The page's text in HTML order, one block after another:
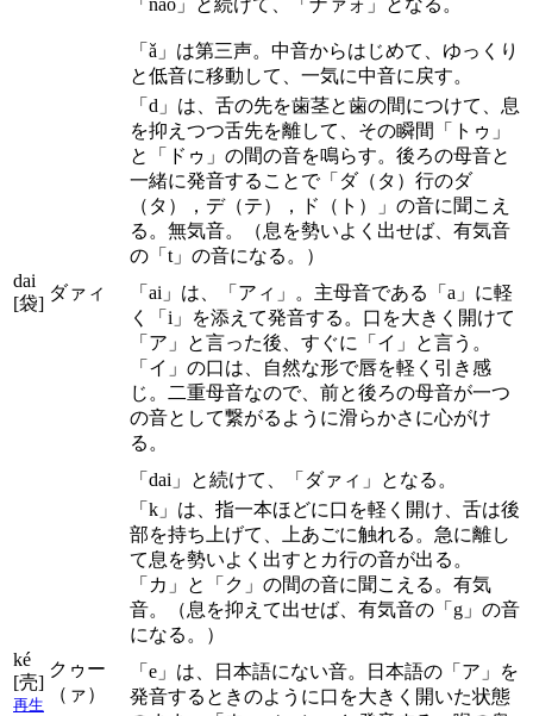
「ǎ」は第三声。中音からはじめて、ゆっくり
と低音に移動して、一気に中音に戻す。
dai
[袋]
ダァィ
「d」は、舌の先を歯茎と歯の間につけて、息
を抑えつつ舌先を離して、その瞬間「トゥ」
と「ドゥ」の間の音を鳴らす。後ろの母音と
一緒に発音することで「ダ（タ）行のダ
（タ），デ（テ），ド（ト）」の音に聞こえ
る。無気音。（息を勢いよく出せば、有気音
の「t」の音になる。）
「ai」は、「アィ」。主母音である「a」に軽
く「i」を添えて発音する。口を大きく開けて
「ア」と言った後、すぐに「イ」と言う。
「イ」の口は、自然な形で唇を軽く引き感
じ。二重母音なので、前と後ろの母音が一つ
の音として繋がるように滑らかさに心がけ
る。
「dai」と続けて、「ダァィ」となる。
ké
[壳]
再生
クゥー
（ァ）
「k」は、指一本ほどに口を軽く開け、舌は後
部を持ち上げて、上あごに触れる。急に離し
て息を勢いよく出すとカ行の音が出る。
「カ」と「ク」の間の音に聞こえる。有気
音。（息を抑えて出せば、有気音の「g」の音
になる。）
「e」は、日本語にない音。日本語の「ア」を
発音するときのように口を大きく開いた状態